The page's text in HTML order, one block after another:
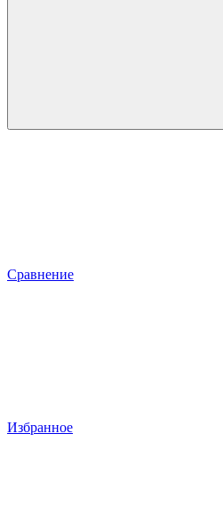
Сравнение
Избранное